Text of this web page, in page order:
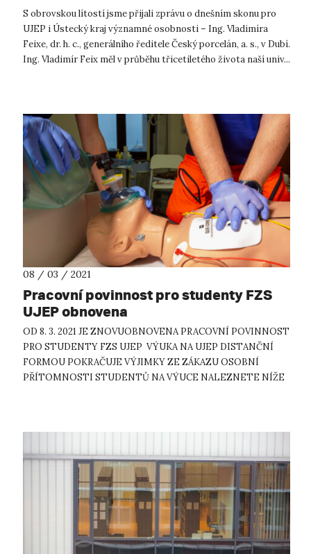
S obrovskou lítostí jsme přijali zprávu o dnešním skonu pro
UJEP i Ústecký kraj významné osobnosti – Ing. Vladimíra
Feixe, dr. h. c., generálního ředitele Český porcelán, a. s., v Dubí.
Ing. Vladimír Feix měl v průběhu třicetiletého života naší univ...
08 / 03 / 2021
Pracovní povinnost pro studenty FZS
UJEP obnovena
OD 8. 3. 2021 JE ZNOVUOBNOVENA PRACOVNÍ POVINNOST
PRO STUDENTY FZS UJEP VÝUKA NA UJEP DISTANČNÍ
FORMOU POKRAČUJE VÝJIMKY ZE ZÁKAZU OSOBNÍ
PŘÍTOMNOSTI STUDENTŮ NA VÝUCE NALEZNETE NÍŽE